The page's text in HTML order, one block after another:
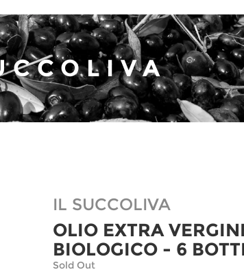
IL SUCCOLIVA
OLIO EXTRA
BIOLOGICO - 6
Sold Out